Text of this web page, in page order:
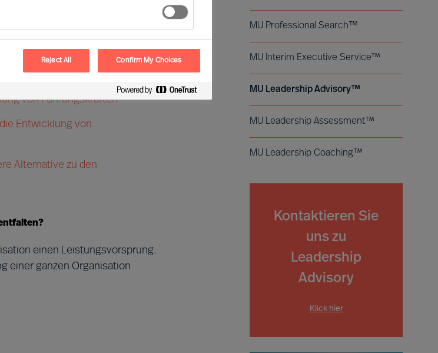
da die Schwierigkeiten bei
mehr:
von Führungskräften
Entwicklung von
Alternative zu den
einen Leistungsvorsprung.
einer ganzen Organisation
MU Professional Search™
MU Interim Executive Service™
MU Leadership Advisory™
MU Leadership Assessment™
MU Leadership Coaching™
Kontaktieren Sie
uns zu
Leadership
Advisory
Klick hier
Reject All Confirm My Choices